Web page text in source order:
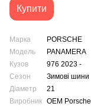
Купити
Марка
PORSCHE
Модель
PANAMERA
Кузов
976 2023 -
Сезон
Зимові шини
Діаметр
21
Виробник OEM Porsche